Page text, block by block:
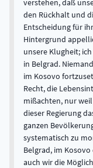
verstehen, daß
den Rückhalt und
Entscheidung für
Hintergrund
unsere Klugheit;
in Belgrad.
im Kosovo
Recht, die
mißachten, nur
dieser Regierung
ganzen
systematisch zu
Belgrad, im
auch wir die